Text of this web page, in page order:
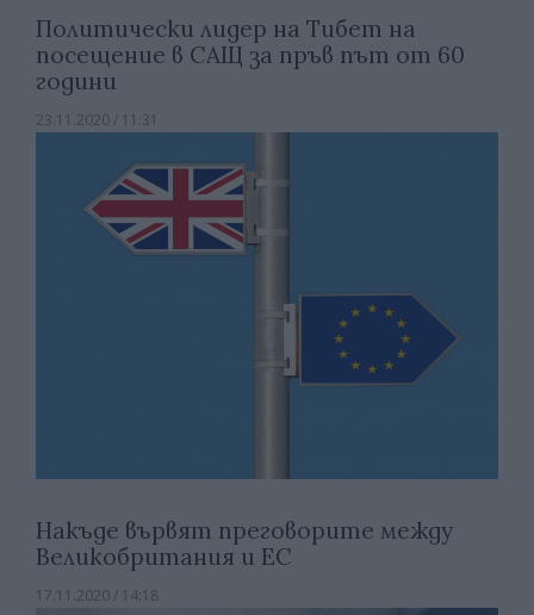
Политически лидер на Тибет на
посещение в САЩ за пръв път от 60
години
23.11.2020 / 11:31
Накъде вървят преговорите между
Великобритания и ЕС
17.11.2020 / 14:18